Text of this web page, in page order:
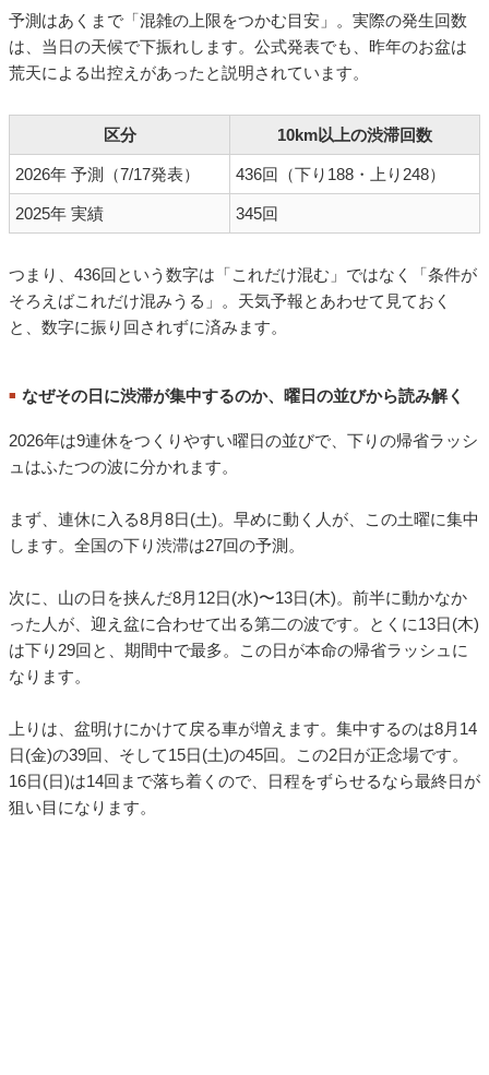
予測はあくまで「混雑の上限をつかむ目安」。実際の発生回数
は、当日の天候で下振れします。公式発表でも、昨年のお盆は
荒天による出控えがあったと説明されています。
区分 10km以上の渋滞回数
2026年 予測（7/17発表） 436回（下り188・上り248）
2025年 実績 345回
つまり、436回という数字は「これだけ混む」ではなく「条件が
そろえばこれだけ混みうる」。天気予報とあわせて見ておく
と、数字に振り回されずに済みます。
■ なぜその日に渋滞が集中するのか、曜日の並びから読み解く
2026年は9連休をつくりやすい曜日の並びで、下りの帰省ラッシ
ュはふたつの波に分かれます。
まず、連休に入る8月8日(土)。早めに動く人が、この土曜に集中
します。全国の下り渋滞は27回の予測。
次に、山の日を挟んだ8月12日(水)〜13日(木)。前半に動かなか
った人が、迎え盆に合わせて出る第二の波です。とくに13日(木)
は下り29回と、期間中で最多。この日が本命の帰省ラッシュに
なります。
上りは、盆明けにかけて戻る車が増えます。集中するのは8月14
日(金)の39回、そして15日(土)の45回。この2日が正念場です。
16日(日)は14回まで落ち着くので、日程をずらせるなら最終日が
狙い目になります。